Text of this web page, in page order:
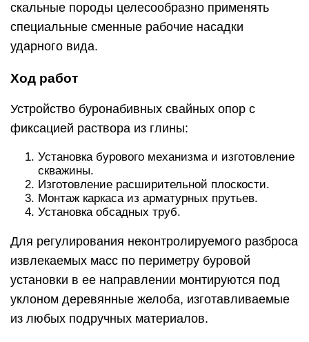
скальные породы целесообразно применять
специальные сменные рабочие насадки
ударного вида.
Ход работ
Устройство буронабивных свайных опор с
фиксацией раствора из глины:
Установка бурового механизма и изготовление
скважины.
Изготовление расширительной плоскости.
Монтаж каркаса из арматурных прутьев.
Установка обсадных труб.
Для регулирования неконтролируемого разброса
извлекаемых масс по периметру буровой
установки в ее направлении монтируются под
уклоном деревянные желоба, изготавливаемые
из любых подручных материалов.